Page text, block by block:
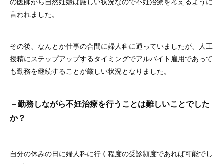
言われました。
その後、なんとか仕事の合間に婦人科に通っていましたが、人工
授精にステップアップするタイミングでアルバイト雇用であって
も勤務を継続することが厳しい状況となりました。
－勤務しながら不妊治療を行うことは難しいことでした
か？
自分の休みの日に婦人科に行く程度の受診頻度であれば可能でし